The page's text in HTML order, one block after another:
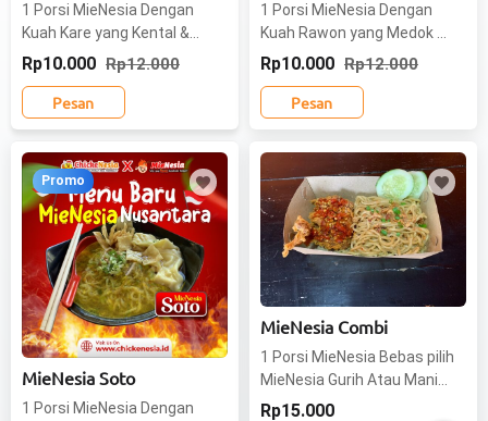
1 Porsi MieNesia Dengan
Kuah Kare yang Kental &
Maknyus dengan isian
wonton dan kripik
Rp10.000 Rp12.000
Pesan
1 Porsi MieNesia Dengan
Kuah Rawon yang Medok &
Syahdu dengan isian
wonton dan kripik
Rp10.000 Rp12.000
Pesan
MieNesia Soto
1 Porsi MieNesia Dengan
MieNesia Combi
1 Porsi MieNesia Bebas pilih
MieNesia Gurih Atau Manis
dengan Tambahan Ayam
Rp15.000